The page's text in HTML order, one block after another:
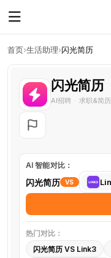
首页›生活助理›闪光简历
闪光简历
AI招聘 求职&简历
AI 智能对比：
闪光简历 VS
选
择
具
热门对比：
闪光简历 VS Link3